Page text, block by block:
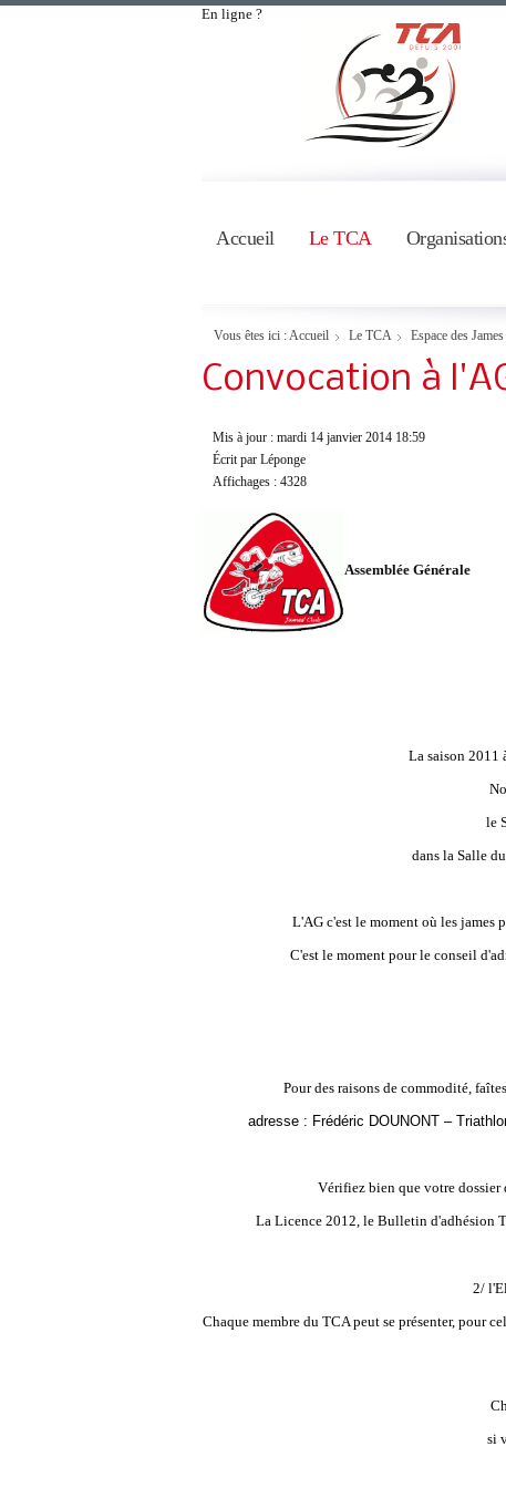
En ligne ?
Accueil Le TCA
Vous êtes ici : Accueil Le TCA Espace des James
Convocation à
Mis à jour : mardi 14 janvier 2014 18:59
Écrit par Léponge
Affichages : 4328
Assemblée Générale
La saison 2011
le
dans la Salle
L'AG c'est le moment où les james
C'est le moment pour le conseil
Pour des raisons de commodité,
adresse : Frédéric DOUNONT –
Vérifiez bien que votre
La Licence 2012, le Bulletin d'adhésion
2/
Chaque membre du TCA peut se présenter, pour
si